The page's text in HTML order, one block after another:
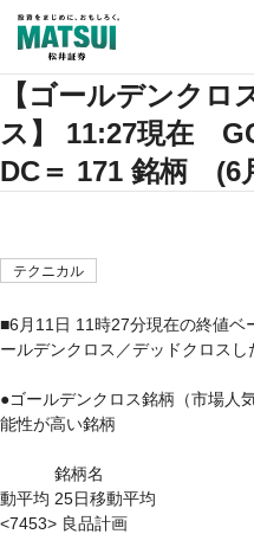
【ゴールデンクロ
ス】 11:27現在
DC＝ 171 銘柄 (6
テクニカル
■6月11日 11時27分現在の終値ベ
ールデンクロス／デッドクロスし
●ゴールデンクロス銘柄（市場人
能性が高い銘柄
銘柄名　　　　　　　　　
動平均 25日移動平均
<7453> 良品計画　　　　　